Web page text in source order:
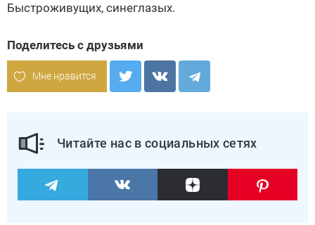
Быстроживущих, синеглазых.
Поделитесь с друзьями
Мне нравится
Читайте нас в социальных сетях